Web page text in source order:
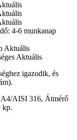
4-6 munkanap
Aktuális
Aktuális
igazodik, és
AISI 316, Átmérő
kp.